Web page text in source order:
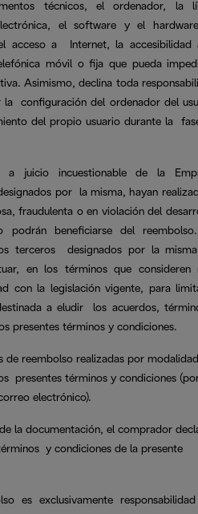
técnicos, el ordenador, la
el software y el
acceso a Internet, la accesibilidad
móvil o fija que pueda
Asimismo, declina toda
la configuración del ordenador del
del propio usuario durante la
juicio incuestionable de la
por la misma, hayan
fraudulenta o en violación del
podrán beneficiarse del
terceros designados por la
en los términos que consideren
con la legislación vigente, para
a eludir los acuerdos,
presentes términos y condiciones.
de reembolso realizadas por
presentes términos y condiciones
electrónico).
la documentación, el comprador
y condiciones de la presente
es exclusivamente